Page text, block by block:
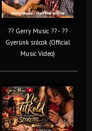
?? Gerry Music ?? - ??
Gyerünk srácok (Official
Music Video)